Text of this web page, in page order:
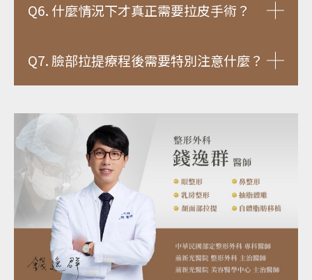
Q6. 什麼情況下才真正需要拉皮手術？
Q7. 臉部拉提療程後需要特別注意什麼？